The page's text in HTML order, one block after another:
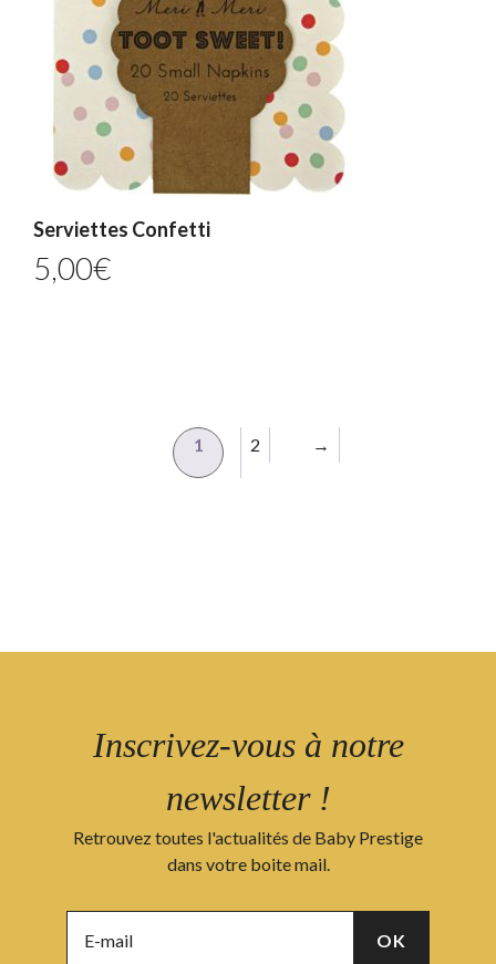
Serviettes Confetti
5,00€
1 2 →
Inscrivez-vous à notre
newsletter !
Retrouvez toutes l'actualités de Baby Prestige
dans votre boite mail.